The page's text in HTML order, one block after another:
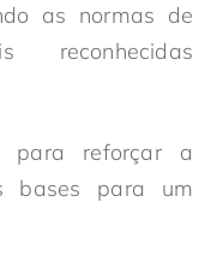
as normas de
reconhecidas
para reforçar a
bases para um